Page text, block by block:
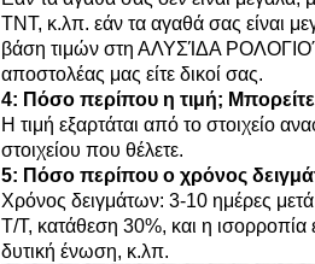
TNT, κ.λπ. εάν τα αγαθά σας είναι
βάση τιμών στη ΑΛΥΣΊΔΑ ΡΟΛΟΓΙΟΎ,
αποστολέας μας είτε δικοί σας.
4: Πόσο περίπου η τιμή;
Η τιμή εξαρτάται από το στοιχείο
στοιχείου που θέλετε.
5: Πόσο περίπου ο χρόνος
Χρόνος δειγμάτων: 3-10 ημέρες
T/T, κατάθεση 30%, και η
δυτική ένωση, κ.λπ.